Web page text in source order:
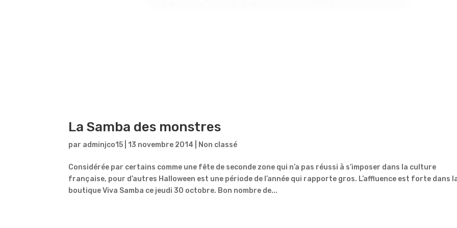
La Samba des monstres
par adminjco15 13 novembre 2014 Non classé
Considérée par certains comme une fête de seconde zone qui n’a pas réussi à s’imposer dans la culture
française, pour d’autres Halloween est une période de l’année qui rapporte gros. L’affluence est forte dans
boutique Viva Samba ce jeudi 30 octobre. Bon nombre de...